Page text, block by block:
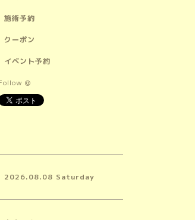
施術予約
クーポン
イベント予約
@
2026.08.08 Saturday